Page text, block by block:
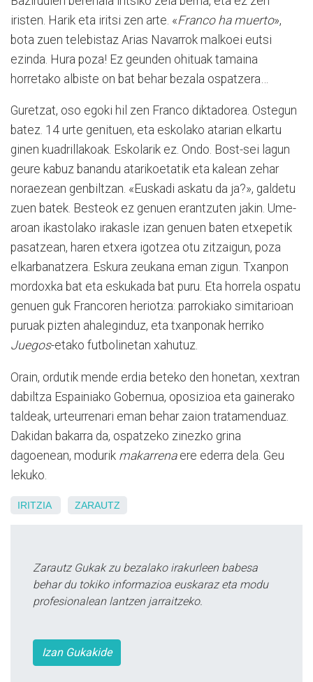
iristen. Harik eta iritsi zen arte. «Franco ha muerto»,
bota zuen telebistaz Arias Navarrok malkoei eutsi
ezinda. Hura poza! Ez geunden ohituak tamaina
horretako albiste on bat behar bezala ospatzera…
Guretzat, oso egoki hil zen Franco diktadorea. Ostegun
batez. 14 urte genituen, eta eskolako atarian elkartu
ginen kuadrillakoak. Eskolarik ez. Ondo. Bost-sei lagun
geure kabuz banandu atarikoetatik eta kalean zehar
noraezean genbiltzan. «Euskadi askatu da ja?», galdetu
zuen batek. Besteok ez genuen erantzuten jakin. Ume-
aroan ikastolako irakasle izan genuen baten etxepetik
pasatzean, haren etxera igotzea otu zitzaigun, poza
elkarbanatzera. Eskura zeukana eman zigun. Txanpon
mordoxka bat eta eskukada bat puru. Eta horrela ospatu
genuen guk Francoren heriotza: parrokiako simitarioan
puruak pizten ahaleginduz, eta txanponak herriko
Juegos-etako futbolinetan xahutuz.
Orain, ordutik mende erdia beteko den honetan, xextran
dabiltza Espainiako Gobernua, oposizioa eta gainerako
taldeak, urteurrenari eman behar zaion tratamenduaz.
Dakidan bakarra da, ospatzeko zinezko grina
dagoenean, modurik makarrenaere ederra dela. Geu
lekuko.
IRITZIA ZARAUTZ
Zarautz Gukak zu bezalako irakurleen babesa
behar du tokiko informazioa euskaraz eta modu
profesionalean lantzen jarraitzeko.
Izan Gukakide